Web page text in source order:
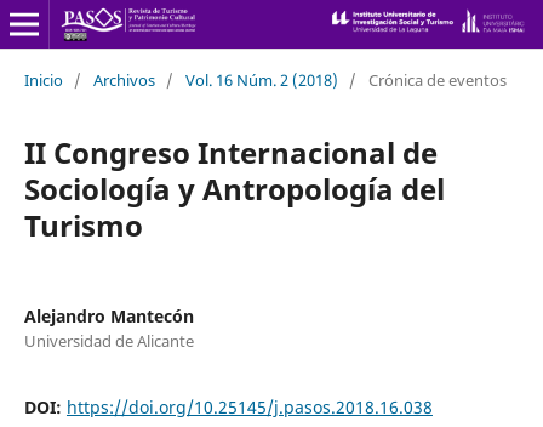
Inicio / Archivos / Vol. 16 Núm. 2 (2018) / Crónica de eventos
II Congreso Internacional de
Sociología y Antropología del
Turismo
Alejandro Mantecón
Universidad de Alicante
DOI: https://doi.org/10.25145/j.pasos.2018.16.038